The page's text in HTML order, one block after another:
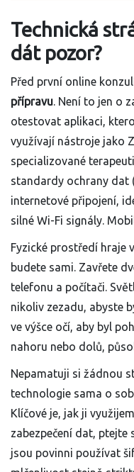
Technická
dát pozor?
Před první online
přípravu. Není to jen o
otestovat aplikaci,
využívají nástroje jako
specializované
standardy ochrany dat
internetové připojení,
silné Wi-Fi signály.
Fyzické prostředí hraje
budete sami. Zavřete
telefonu a počítači.
nikoliv zezadu, abyste
ve výšce očí, aby byl
nahoru nebo dolů,
Nepamatuji si žádnou
technologie sama o
Klíčové je, jak ji
zabezpečení dat, ptejte
jsou povinni používat